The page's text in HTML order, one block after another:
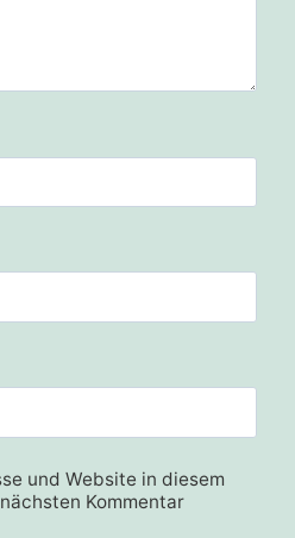
und Website in diesem
Kommentar